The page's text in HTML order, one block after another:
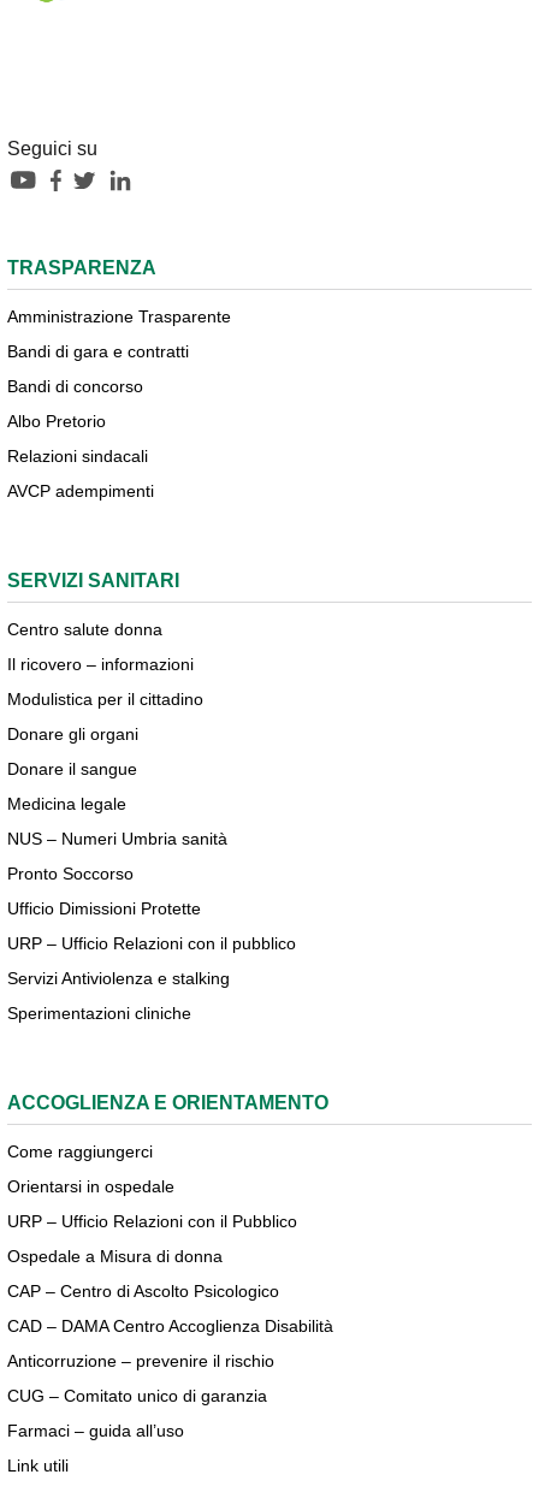
Seguici su
TRASPARENZA
Amministrazione Trasparente
Bandi di gara e contratti
Bandi di concorso
Albo Pretorio
Relazioni sindacali
AVCP adempimenti
SERVIZI SANITARI
Centro salute donna
Il ricovero – informazioni
Modulistica per il cittadino
Donare gli organi
Donare il sangue
Medicina legale
NUS – Numeri Umbria sanità
Pronto Soccorso
Ufficio Dimissioni Protette
URP – Ufficio Relazioni con il pubblico
Servizi Antiviolenza e stalking
Sperimentazioni cliniche
ACCOGLIENZA E ORIENTAMENTO
Come raggiungerci
Orientarsi in ospedale
URP – Ufficio Relazioni con il Pubblico
Ospedale a Misura di donna
CAP – Centro di Ascolto Psicologico
CAD – DAMA Centro Accoglienza Disabilità
Anticorruzione – prevenire il rischio
CUG – Comitato unico di garanzia
Farmaci – guida all’uso
Link utili